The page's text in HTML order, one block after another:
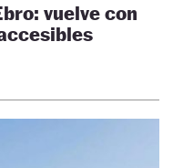
vuelve con